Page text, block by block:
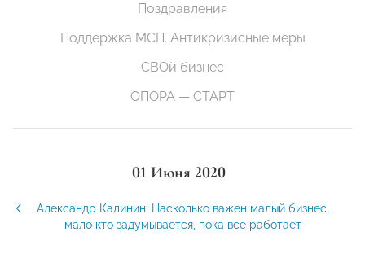
Поздравления
Поддержка МСП. Антикризисные меры
СВОй бизнес
ОПОРА — СТАРТ
01 Июня 2020
Александр Калинин: Насколько важен малый бизнес,
мало кто задумывается, пока все работает